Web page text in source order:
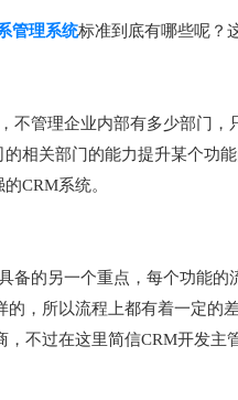
管理系统标准到底有哪些呢？
不管理企业内部有多少部门
相关部门的能力提升某个功
CRM系统。
备的另一个重点，每个功能
，所以流程上都有着一定的
不过在这里简信CRM开发